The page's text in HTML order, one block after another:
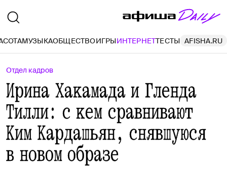
МУЗЫКАОБЩЕСТВОИГРЫИНТЕРНЕТТЕСТЫ AFISHA.RU
Отдел кадров
Ирина Хакамада и Гленда
Тилли: с кем сравнивают
Ким Кардашьян, снявшуюся
в новом образе